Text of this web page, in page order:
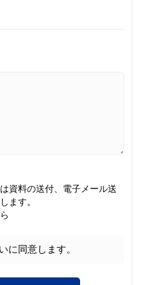
資料の送付、電子メール送
ます。
に同意します。